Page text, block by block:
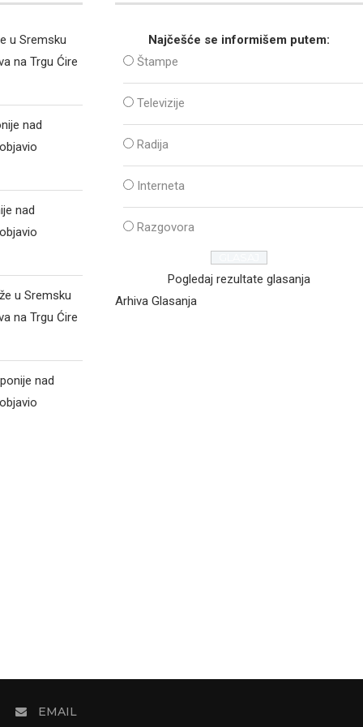
u Sremsku
na Trgu Ćire
nad
nad
u Sremsku
na Trgu Ćire
nad
Najčešće se informišem putem:
Štampe
Televizije
Radija
Interneta
Razgovora
Pogledaj rezultate glasanja
Arhiva Glasanja
EMAIL